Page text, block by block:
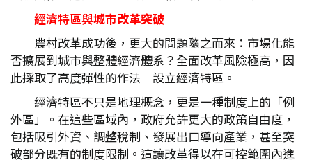
經濟特區與城市改革突破
農村改革成功後，更大的問題隨之而來：市場化能
否擴展到城市與整體經濟體系？全面改革風險極高，因
此採取了高度彈性的作法—設立經濟特區。
經濟特區不只是地理概念，更是一種制度上的「例
外區」。在這些區域內，政府允許更大的政策自由度，
包括吸引外資、調整稅制、發展出口導向產業，甚至突
破部分既有的制度限制。這讓改革得以在可控範圍內進